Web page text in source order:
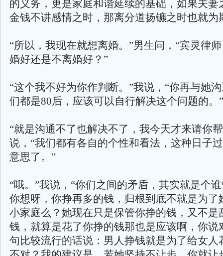
的义务，更是家庭和谐延续的基础，如果夫妻
金钱不讲感情之时，那离分道扬镳之时也就为
“所以，我现在就想离婚。”男生问，“宾灵律
婚好还是不离婚好？”
“这个我不好为你作判断。”我说，“你再与她
们都是80后，应该可以自行解决这个问题的。”
“就是沟通不了也解决不了，我今天才来请你
说，“我们都有各自的个性和看法，这种日子
意思了。”
“哦。”我说，“你们之间的矛盾，其实就是个
你想呀，你挣再多的钱，归根到底不就是为了
小家庭么？她现在只是保管你挣的钱，又不是
钱，就算是花了你挣的钱那也是应该啊，你说
句比较流行的话说：男人挣钱就是为了给女人